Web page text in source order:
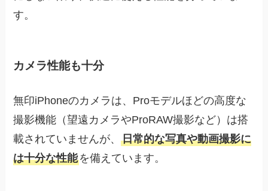
す。
カメラ性能も十分
無印iPhoneのカメラは、Proモデルほどの高度な
撮影機能（望遠カメラやProRAW撮影など）は搭
載されていませんが、日常的な写真や動画撮影に
は十分な性能を備えています。